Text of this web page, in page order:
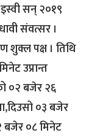
सन् २०१९
संवत्सर ।
शुक्ल पक्ष । तिथि
उप्रान्त
०२ बजेर २६
०३ बजेर
बजेर ०८ मिनेट